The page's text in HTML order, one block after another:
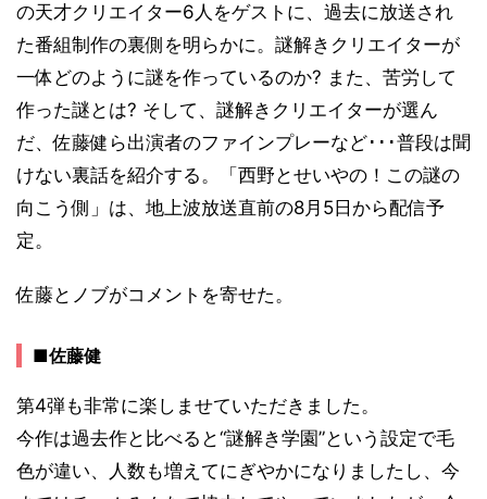
の天才クリエイター6人をゲストに、過去に放送され
た番組制作の裏側を明らかに。謎解きクリエイターが
一体どのように謎を作っているのか? また、苦労して
作った謎とは? そして、謎解きクリエイターが選ん
だ、佐藤健ら出演者のファインプレーなど･･･普段は聞
けない裏話を紹介する。「西野とせいやの！この謎の
向こう側」は、地上波放送直前の8月5日から配信予
定。
佐藤とノブがコメントを寄せた。
■佐藤健
第4弾も非常に楽しませていただきました。
今作は過去作と比べると“謎解き学園”という設定で毛
色が違い、人数も増えてにぎやかになりましたし、今